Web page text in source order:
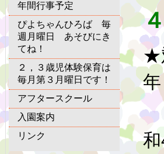
年間行事予定
ぴよちゃんひろば 毎
週月曜日 あそびにき
てね！
２，３歳児体験保育は
毎月第３月曜日です！
アフタースクール
入園案内
リンク
★